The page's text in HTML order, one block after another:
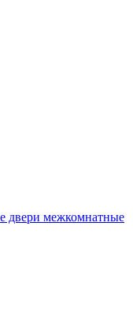
двери межкомнатные